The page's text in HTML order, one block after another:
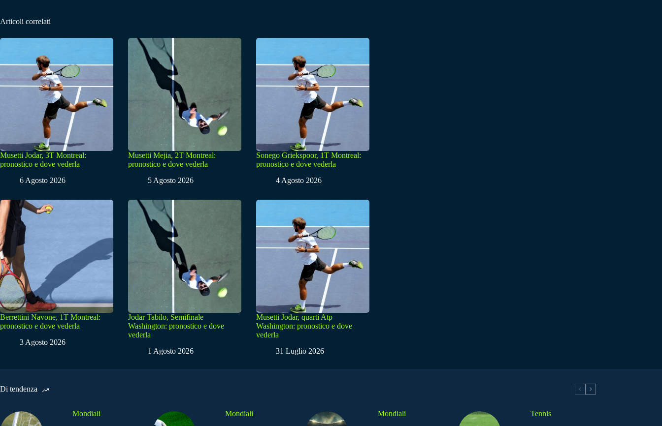
Articoli correlati
Musetti Jodar, 3T Montreal:
pronostico e dove vederla
6 Agosto 2026
Musetti Mejia, 2T Montreal:
pronostico e dove vederla
5 Agosto 2026
Sonego Griekspoor, 1T Montreal:
pronostico e dove vederla
4 Agosto 2026
Berrettini Navone, 1T Montreal:
pronostico e dove vederla
3 Agosto 2026
Jodar Tabilo, Semifinale
Washington: pronostico e dove
vederla
1 Agosto 2026
Musetti Jodar, quarti Atp
Washington: pronostico e dove
vederla
31 Luglio 2026
Di tendenza
Mondiali Mondiali Mondiali Tennis